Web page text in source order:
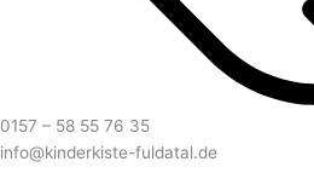
0157 – 58 55 76 35
info@kinderkiste-fuldatal.de